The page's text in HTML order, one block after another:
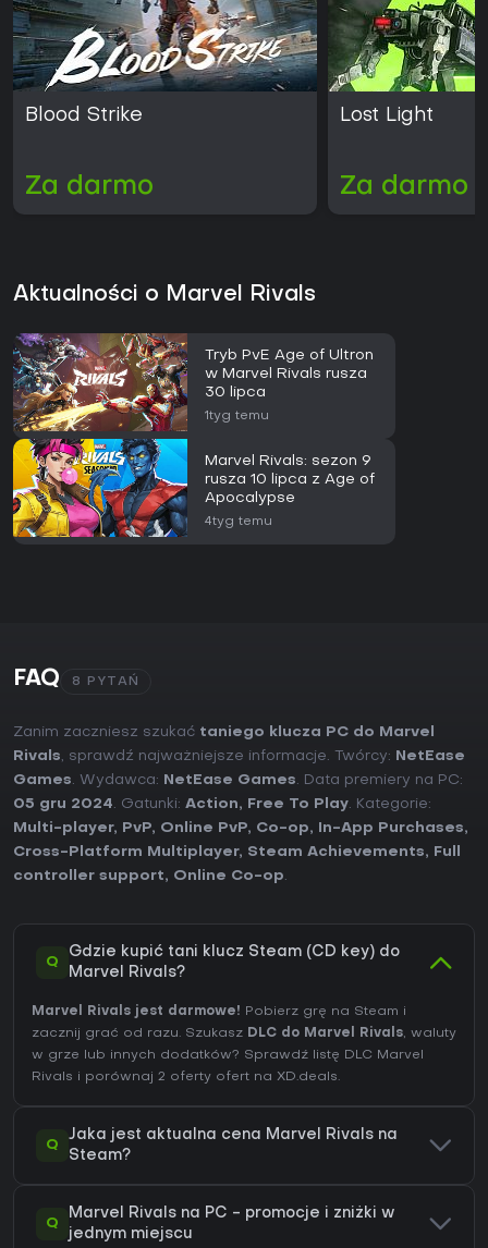
Blood Strike
Za darmo
Lost Light
Za darmo
Aktualności o Marvel Rivals
Tryb PvE Age of Ultron
w Marvel Rivals rusza
30 lipca
1tyg temu
Marvel Rivals: sezon 9
rusza 10 lipca z Age of
Apocalypse
4tyg temu
FAQ 8 PYTAŃ
Zanim zaczniesz szukać taniego klucza PC do Marvel
Rivals, sprawdź najważniejsze informacje. Twórcy:
NetEase
Games. Wydawca: NetEase Games. Data premiery na PC:
05 gru 2024. Gatunki: Action, Free To Play. Kategorie:
Multi-player, PvP, Online PvP, Co-op, In-App Purchases,
Cross-Platform Multiplayer, Steam Achievements,
Full
controller support, Online Co-op.
Q
Gdzie kupić tani klucz Steam (CD key) do
Marvel Rivals?
Marvel Rivals jest darmowe! Pobierz grę na Steam i
zacznij grać od razu. Szukasz DLC do Marvel Rivals, waluty
w grze lub innych dodatków? Sprawdź listę DLC Marvel
Rivals i porównaj 2 oferty ofert na XD.deals.
Q
Jaka jest aktualna cena Marvel Rivals na
Steam?
Q
Marvel Rivals na PC - promocje i zniżki w
jednym miejscu